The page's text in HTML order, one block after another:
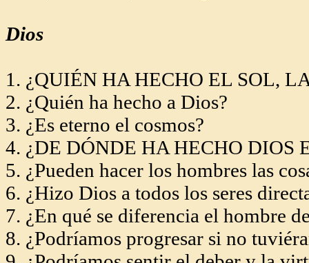
Dios
1. ¿QUIÉN HA HECHO EL SOL,
2. ¿Quién ha hecho a Dios?
3. ¿Es eterno el cosmos?
4. ¿DE DÓNDE HA HECHO DIOS
5. ¿Pueden hacer los hombres las
6. ¿Hizo Dios a todos los seres
7. ¿En qué se diferencia el hombre
8. ¿Podríamos progresar si no